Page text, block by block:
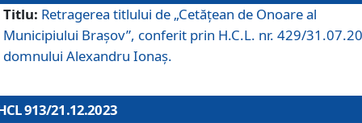
Titlu: Retragerea titlului de „Cetățean de Onoare al
Municipiului Brașov”, conferit prin H.C.L. nr. 429/
domnului Alexandru Ionaș.
913/21.12.2023